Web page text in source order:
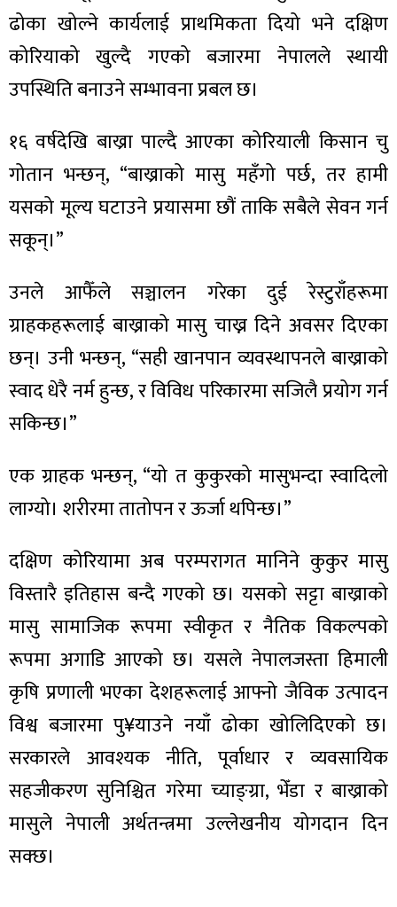
ढोका खोल्ने कार्यलाई प्राथमिकता दियो भने दक्षिण
कोरियाको खुल्दै गएको बजारमा नेपालले स्थायी
उपस्थिति बनाउने सम्भावना प्रबल छ।
१६ वर्षदेखि बाख्रा पाल्दै आएका कोरियाली किसान चु
गोतान भन्छन्, “बाख्राको मासु महँगो पर्छ, तर हामी
यसको मूल्य घटाउने प्रयासमा छौं ताकि सबैले सेवन गर्न
सकून्।”
उनले आफैँले सञ्चालन गरेका दुई रेस्टुराँहरूमा
ग्राहकहरूलाई बाख्राको मासु चाख्न दिने अवसर दिएका
छन्। उनी भन्छन्, “सही खानपान व्यवस्थापनले बाख्राको
स्वाद धेरै नर्म हुन्छ, र विविध परिकारमा सजिलै प्रयोग गर्न
सकिन्छ।”
एक ग्राहक भन्छन्, “यो त कुकुरको मासुभन्दा स्वादिलो
लाग्यो। शरीरमा तातोपन र ऊर्जा थपिन्छ।”
दक्षिण कोरियामा अब परम्परागत मानिने कुकुर मासु
विस्तारै इतिहास बन्दै गएको छ। यसको सट्टा बाख्राको
मासु सामाजिक रूपमा स्वीकृत र नैतिक विकल्पको
रूपमा अगाडि आएको छ। यसले नेपालजस्ता हिमाली
कृषि प्रणाली भएका देशहरूलाई आफ्नो जैविक उत्पादन
विश्व बजारमा पु¥याउने नयाँ ढोका खोलिदिएको छ।
सरकारले आवश्यक नीति, पूर्वाधार र व्यवसायिक
सहजीकरण सुनिश्चित गरेमा च्याङ्ग्रा, भेँडा र बाख्राको
मासुले नेपाली अर्थतन्त्रमा उल्लेखनीय योगदान दिन
सक्छ।